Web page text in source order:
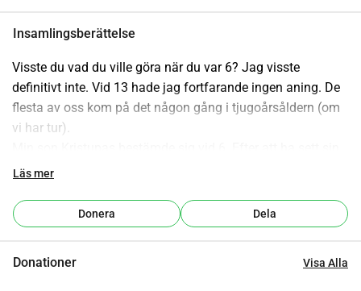
Insamlingsberättelse
Visste du vad du ville göra när du var 6? Jag visste
definitivt inte. Vid 13 hade jag fortfarande ingen aning. De
flesta av oss kom på det någon gång i tjugoårsåldern (om
vi har tur).
första balettföreställning sa han till oss att han skulle bli
Sju år senare, efter att ha tränat varje dag genom skador,
motgångar och en disciplin som till och med vuxna inte
på The Royal Ballet School i London. En av de mest
Läs mer
Donera Dela
Donationer Visa Alla